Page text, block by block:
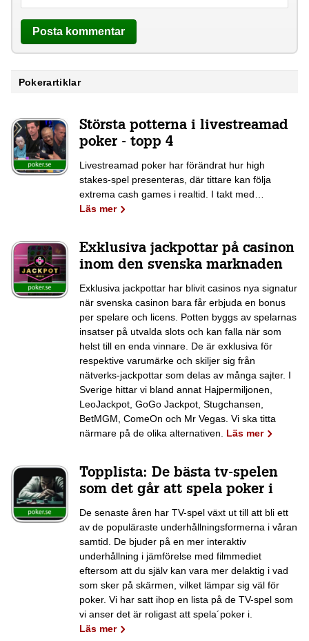
Pokerartiklar
Största potterna i livestreamad
poker - topp 4
Livestreamad poker har förändrat hur high
stakes-spel presenteras, där tittare kan följa
extrema cash games i realtid. I takt med…
Läs mer
Exklusiva jackpottar på casinon
inom den svenska marknaden
Exklusiva jackpottar har blivit casinos nya signatur
när svenska casinon bara får erbjuda en bonus
per spelare och licens. Potten byggs av spelarnas
insatser på utvalda slots och kan falla när som
helst till en enda vinnare. De är exklusiva för
respektive varumärke och skiljer sig från
nätverks-jackpottar som delas av många sajter. I
Sverige hittar vi bland annat Hajpermiljonen,
LeoJackpot, GoGo Jackpot, Stugchansen,
BetMGM, ComeOn och Mr Vegas. Vi ska titta
närmare på de olika alternativen. Läs mer
Topplista: De bästa tv-spelen
som det går att spela poker i
De senaste åren har TV-spel växt ut till att bli ett
av de populäraste underhållningsformerna i våran
samtid. De bjuder på en mer interaktiv
underhållning i jämförelse med filmmediet
eftersom att du själv kan vara mer delaktig i vad
som sker på skärmen, vilket lämpar sig väl för
poker. Vi har satt ihop en lista på de TV-spel som
vi anser det är roligast att spela´poker i.
Läs mer